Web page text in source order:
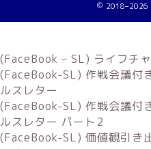
2018–2026
(FaceBook – SL) ライフチ
(FaceBook-SL) 作戦会議付
ルスレター
(FaceBook-SL) 作戦会議付
ルスレター パート2
(FaceBook-SL) 価値観引き